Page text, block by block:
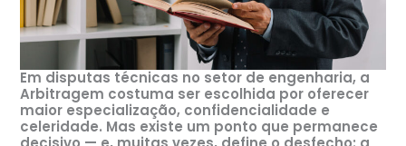
Em disputas técnicas no setor de engenharia, a
Arbitragem costuma ser escolhida por oferecer
maior especialização, confidencialidade e
celeridade. Mas existe um ponto que permanece